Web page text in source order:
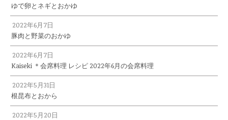
黒糖黒酢らっきょう
ゆで卵とネギとおかゆ
2022年6月7日
豚肉と野菜のおかゆ
2022年6月7日
Kaiseki ＊会席料理 レシピ 2022年6月の会席料理
2022年5月31日
根昆布とおから
2022年5月20日